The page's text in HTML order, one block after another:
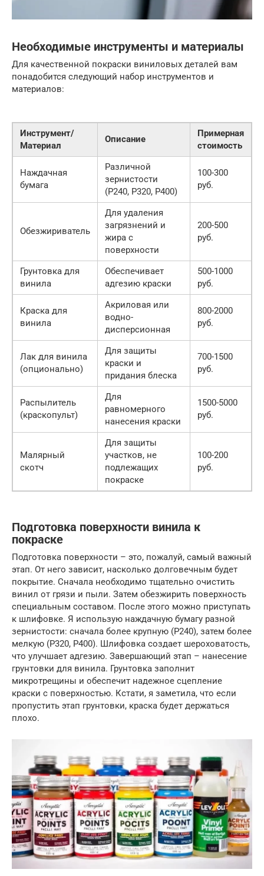
Необходимые инструменты и материалы
Для качественной покраски виниловых деталей вам
понадобится следующий набор инструментов и
материалов:
Инструмент/
Материал
Описание
Примерная
стоимость
Наждачная
бумага
Различной
зернистости
(P240, P320, P400)
100-300
руб.
Обезжириватель
Для удаления
загрязнений и
жира с
поверхности
200-500
руб.
Грунтовка для
винила
Обеспечивает
адгезию краски
500-1000
руб.
Краска для
винила
Акриловая или
водно-
дисперсионная
800-2000
руб.
Лак для винила
(опционально)
Для защиты
краски и
придания блеска
700-1500
руб.
Распылитель
(краскопульт)
Для
равномерного
нанесения краски
1500-5000
руб.
Малярный
скотч
Для защиты
участков, не
подлежащих
покраске
100-200
руб.
Подготовка поверхности винила к
покраске
Подготовка поверхности – это, пожалуй, самый важный
этап. От него зависит, насколько долговечным будет
покрытие. Сначала необходимо тщательно очистить
винил от грязи и пыли. Затем обезжирить поверхность
специальным составом. После этого можно приступать
к шлифовке. Я использую наждачную бумагу разной
зернистости: сначала более крупную (P240), затем более
мелкую (P320, P400). Шлифовка создает шероховатость,
что улучшает адгезию. Завершающий этап – нанесение
грунтовки для винила. Грунтовка заполнит
микротрещины и обеспечит надежное сцепление
краски с поверхностью. Кстати, я заметила, что если
пропустить этап грунтовки, краска будет держаться
плохо.